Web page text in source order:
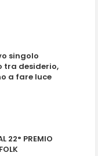
singolo
tra desiderio,
a fare luce
22° PREMIO